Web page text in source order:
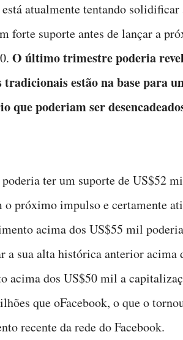
atualmente tentando
forte suporte antes de lançar a
O último trimestre poderia
tradicionais estão na base para
que poderiam ser
ter um suporte de US$52
o próximo impulso e certamente
acima dos US$55 mil
a sua alta histórica anterior acima
acima dos US$50 mil a
que oFacebook, o que o
recente da rede do Facebook.